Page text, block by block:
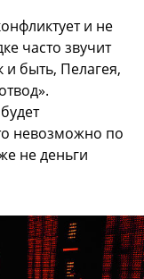
и не
часто звучит
быть, Пелагея,
невозможно по
не деньги